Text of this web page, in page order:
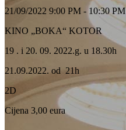
21/09/2022 9:00 PM - 10:30 PM
KINO „BOKA“ KOTOR
19 . i 20. 09. 2022.g. u 18.30h
21.09.2022. od 21h
2D
Cijena 3,00 eura